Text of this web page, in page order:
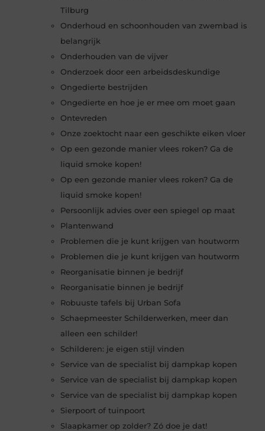
Tilburg
Onderhoud en schoonhouden van zwembad is
belangrijk
Onderhouden van de vijver
Onderzoek door een arbeidsdeskundige
Ongedierte bestrijden
Ongedierte en hoe je er mee om moet gaan
Ontevreden
Onze zoektocht naar een geschikte eiken vloer
Op een gezonde manier vlees roken? Ga de
liquid smoke kopen!
Op een gezonde manier vlees roken? Ga de
liquid smoke kopen!
Persoonlijk advies over een spiegel op maat
Plantenwand
Problemen die je kunt krijgen van houtworm
Problemen die je kunt krijgen van houtworm
Reorganisatie binnen je bedrijf
Reorganisatie binnen je bedrijf
Robuuste tafels bij Urban Sofa
Schaepmeester Schilderwerken, meer dan
alleen een schilder!
Schilderen: je eigen stijl vinden
Service van de specialist bij dampkap kopen
Service van de specialist bij dampkap kopen
Service van de specialist bij dampkap kopen
Sierpoort of tuinpoort
Slaapkamer op zolder? Zó doe je dat!